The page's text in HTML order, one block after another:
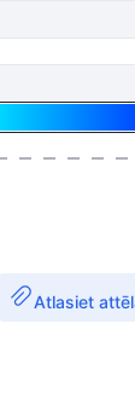
Atlasiet